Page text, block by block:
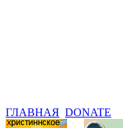
ГЛАВНАЯ DONATE